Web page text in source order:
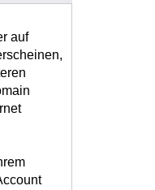
auf